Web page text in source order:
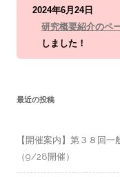
2024年6月24日
研究概要紹介のペ
しました！
最近の投稿
【開催案内】第３８回
（9/28開催）